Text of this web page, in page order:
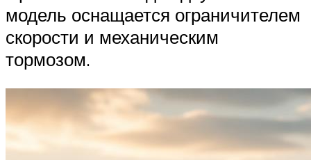
модель оснащается ограничителем
скорости и механическим
тормозом.